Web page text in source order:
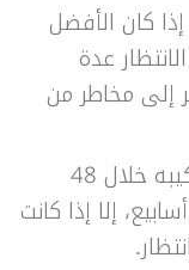
كان الأفضل
عدة
إلى مخاطر من
منظمة الصحة العالمية توصي بتركيبه خلال 48
ساعة من الولادة أو الانتظار لمدة 4 أسابيع، إلا إذا كانت